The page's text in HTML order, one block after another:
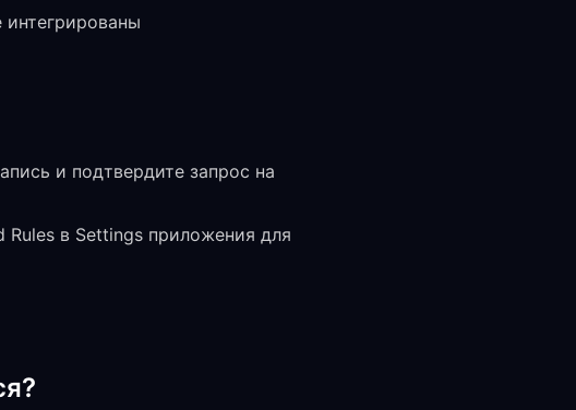
и подтвердите запрос на
в Settings приложения для